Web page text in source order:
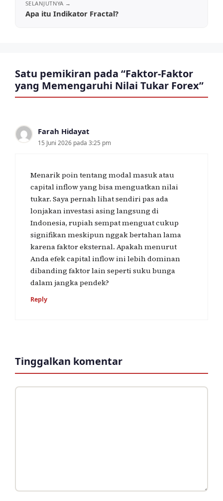
Apa itu Indikator Fractal?
Satu pemikiran pada “Faktor-Faktor
yang Memengaruhi Nilai Tukar Forex”
Farah Hidayat
15 Juni 2026 pada 3:25 pm
Menarik poin tentang modal masuk atau
capital inflow yang bisa menguatkan nilai
tukar. Saya pernah lihat sendiri pas ada
lonjakan investasi asing langsung di
Indonesia, rupiah sempat menguat cukup
signifikan meskipun nggak bertahan lama
karena faktor eksternal. Apakah menurut
Anda efek capital inflow ini lebih dominan
dibanding faktor lain seperti suku bunga
dalam jangka pendek?
Reply
Tinggalkan komentar
Komentar
Nama
Surel
Situs